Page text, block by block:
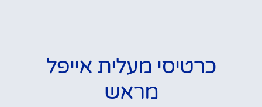
כרטיסי מעלית אייפל
מראש